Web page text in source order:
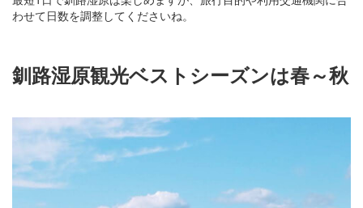
わせて日数を調整してくださいね。
釧路湿原観光ベストシーズンは春～秋